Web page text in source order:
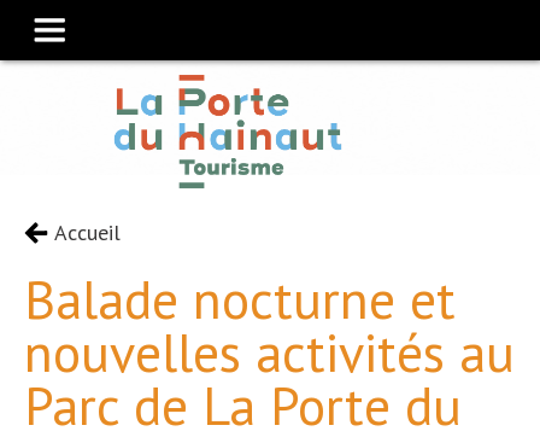
Accueil
Balade nocturne et
nouvelles activités au
Parc de La Porte du